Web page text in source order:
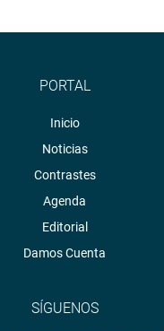
PORTAL
Inicio
Noticias
Contrastes
Agenda
Editorial
Damos Cuenta
SÍGUENOS